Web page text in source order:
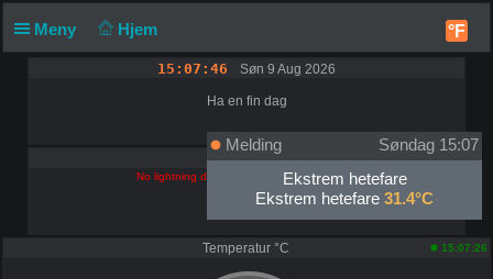
Meny Hjem °F
15:07:46 Søn 9 Aug 2026
Ha en fin dag
Lyn
No lightning data found for this station (yet)
Temperatur °C 15:07:26
Melding
Søndag 15:07
Ekstrem hetefare
Ekstrem hetefare 31.4°C